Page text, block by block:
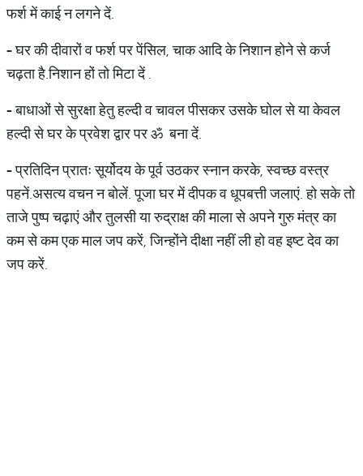
फर्श में काई न लगने दें.
-घर की दीवारों व फर्श पर पेंसिल, चाक आदि के निशान होने से कर्ज
चढ़ता है.निशान हों तो मिटा दें .
-बाधाओं से सुरक्षा हेतु हल्दी व चावल पीसकर उसके घोल से या केवल
हल्दी से घर के प्रवेश द्वार पर ॐ बना दें.
-प्रतिदिन प्रातः सूर्योदय के पूर्व उठकर स्नान करके, स्वच्छ वस्त्र
पहनें.असत्य वचन न बोलें. पूजा घर में दीपक व धूपबत्ती जलाएं. हो सके तो
ताजे पुष्प चढ़ाएं और तुलसी या रुद्राक्ष की माला से अपने गुरु मंत्र का
कम से कम एक माल जप करें, जिन्होंने दीक्षा नहीं ली हो वह इष्ट देव का
जप करें.